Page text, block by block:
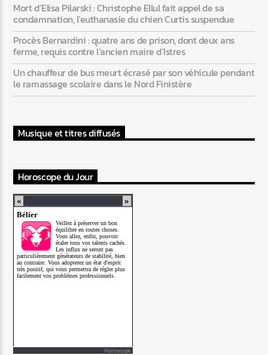
Mort d’Elisa Pilarski : Christophe Ellul fait appel de sa
condamnation, l’euthanasie du chien Curtis suspendue
Procès Bernardini : quatre ans de prison, dont deux ans
ferme, requis contre l’ancien maire d’Istres
Un chauffeur de bus meurt écrasé par son véhicule pendant
le ramassage scolaire dans le Nord Finistère
Musique et titres diffusés
Horoscope du Jour
Horoscope